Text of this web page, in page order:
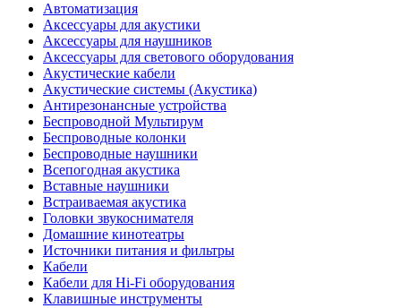
Автоматизация
Аксессуары для акустики
Аксессуары для наушников
Аксессуары для светового оборудования
Акустические кабели
Акустические системы (Акустика)
Антирезонансные устройства
Беспроводной Мультирум
Беспроводные колонки
Беспроводные наушники
Всепогодная акустика
Вставные наушники
Встраиваемая акустика
Головки звукоснимателя
Домашние кинотеатры
Источники питания и фильтры
Кабели
Кабели для Hi-Fi оборудования
Клавишные инструменты